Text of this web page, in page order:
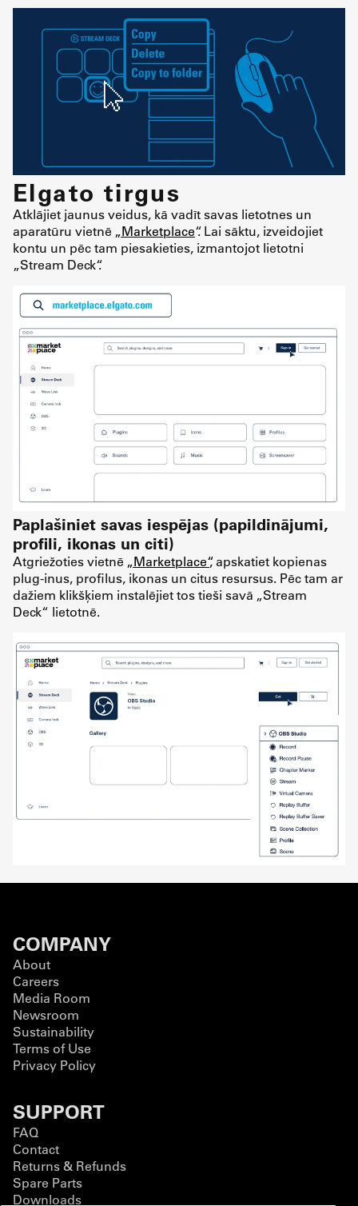
Elgato tirgus
Atklājiet jaunus veidus, kā vadīt savas lietotnes un
aparatūru vietnē „Marketplace“. Lai sāktu, izveidojiet
kontu un pēc tam piesakieties, izmantojot lietotni
„Stream Deck“.
Paplašiniet savas iespējas (papildinājumi,
profili, ikonas un citi)
Atgriežoties vietnē „Marketplace“, apskatiet kopienas
plug-inus, profilus, ikonas un citus resursus. Pēc tam ar
dažiem klikšķiem instalējiet tos tieši savā „Stream
Deck“ lietotnē.
COMPANY
About
Careers
Media Room
Newsroom
Sustainability
Terms of Use
Privacy Policy
SUPPORT
FAQ
Contact
Returns & Refunds
Spare Parts
Downloads